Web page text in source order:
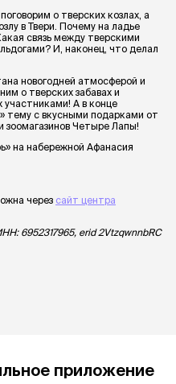
о тверских козлах, а
в Твери. Почему на ладье
связь между тверскими
И, наконец, что делал
новогодней атмосферой и
о тверских забавах и
участниками! А в конце
тему с вкусными подарками от
зоомагазинов Четыре Лапы!
на набережной Афанасия
через сайт центра
6952317965, erid 2VtzqwnnbRC
приложение